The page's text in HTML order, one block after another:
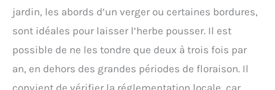
jardin, les abords d’un verger ou certaines bordures,
sont idéales pour laisser l’herbe pousser. Il est
possible de ne les tondre que deux à trois fois par
an, en dehors des grandes périodes de floraison. Il